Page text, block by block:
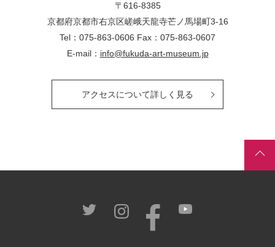
〒616-8385
京都府京都市右京区嵯峨天龍寺芒ノ馬場町3-16
Tel：075-863-0606 Fax：075-863-0607
E-mail： info@fukuda-art-museum.jp
アクセスについて詳しく見る